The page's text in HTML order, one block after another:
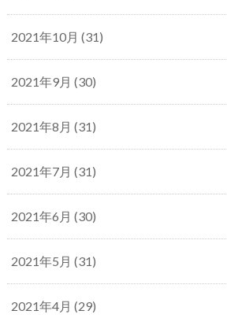
2021年10月 (31)
2021年9月 (30)
2021年8月 (31)
2021年7月 (31)
2021年6月 (30)
2021年5月 (31)
2021年4月 (29)